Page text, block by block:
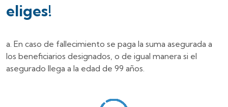
eliges!
En caso de fallecimiento se paga la suma asegurada a
los beneficiarios designados, o de igual manera si el
asegurado llega a la edad de 99 años.